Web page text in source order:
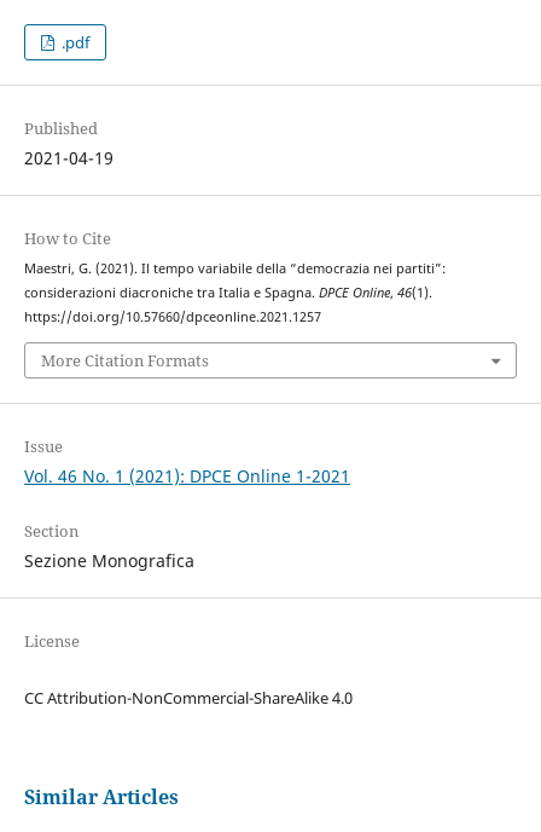
.pdf
Published
2021-04-19
How to Cite
Maestri, G. (2021). Il tempo variabile della “democrazia nei partiti”:
considerazioni diacroniche tra Italia e Spagna. DPCE Online, 46(1).
https://doi.org/10.57660/dpceonline.2021.1257
More Citation Formats
Issue
Vol. 46 No. 1 (2021): DPCE Online 1-2021
Section
Sezione Monografica
License
CC Attribution-NonCommercial-ShareAlike 4.0
Similar Articles